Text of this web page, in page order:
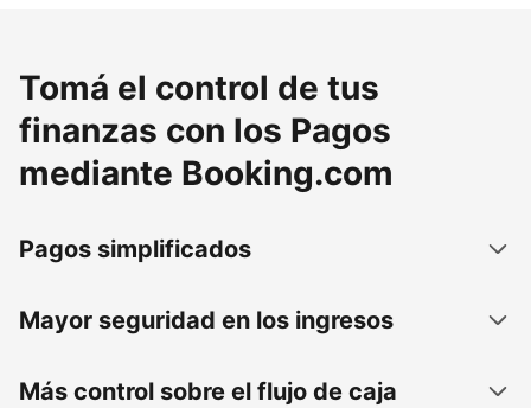
Tomá el control de tus
finanzas con los Pagos
mediante Booking.com
Pagos simplificados
Mayor seguridad en los ingresos
Más control sobre el flujo de caja